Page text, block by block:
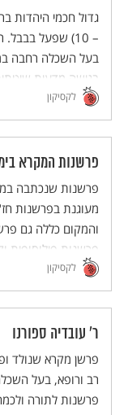
– 10) שפעל
בעל השכלה רחבה
בגישה מדעית
לקסיקון
פרשנות המקרא
פרשנות שנכתבה
מעוגנת בפרשנות
והמקום כללה גם
פרשנות פילוסופית
הפרשנות הנוצרית
לקסיקון
ר' עובדיה ספורנו
רב ורופא, בעל
פרשנות לתורה